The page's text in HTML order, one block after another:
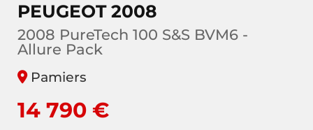
PEUGEOT 2008
2008 PureTech 100 S&S BVM6 -
Allure Pack
Pamiers
14 790 €